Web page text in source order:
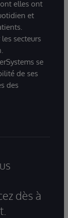
elles ont
et
secteurs
se
de ses
des
dès à